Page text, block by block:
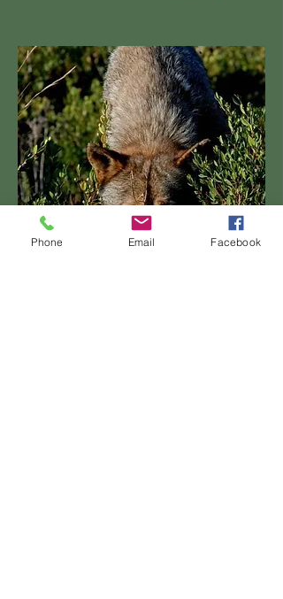
Phone Email Facebook